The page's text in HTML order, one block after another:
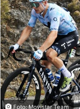
Foto: Movistar Team